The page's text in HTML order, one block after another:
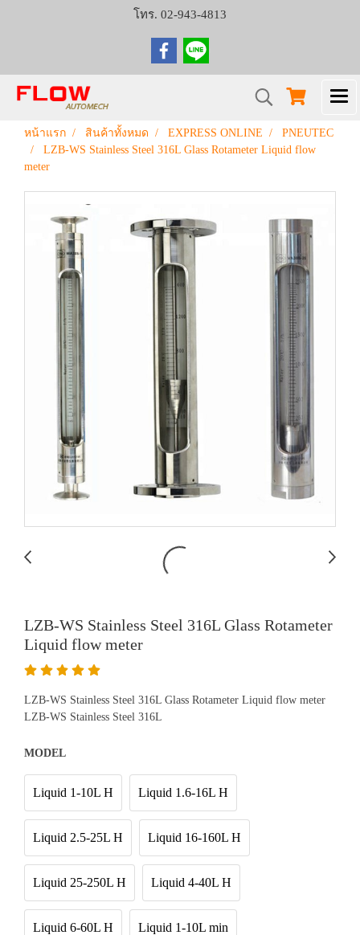
โทร. 02-943-4813
หน้าแรก สินค้าทั้งหมด EXPRESS ONLINE
PNEUTEC
LZB-WS Stainless Steel 316L Glass Rotameter Liquid flow
meter
LZB-WS Stainless Steel 316L Glass Rotameter
Liquid flow meter
LZB-WS Stainless Steel 316L Glass Rotameter Liquid flow meter
LZB-WS Stainless Steel 316L
MODEL
Liquid 1-10L H Liquid 1.6-16L H
Liquid 2.5-25L H Liquid 16-160L H
Liquid 25-250L H Liquid 4-40L H
Liquid 6-60L H Liquid 1-10L min